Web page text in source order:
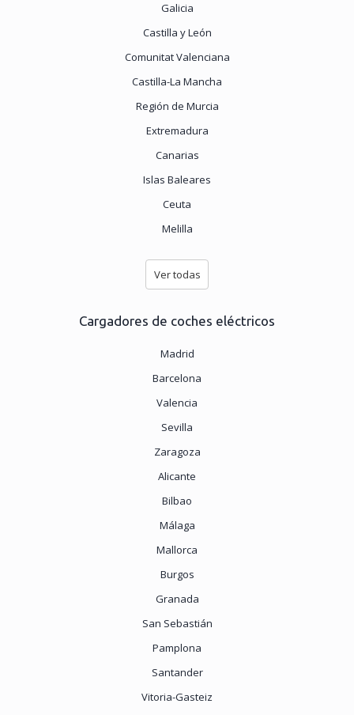
Galicia
Castilla y León
Comunitat Valenciana
Castilla-La Mancha
Región de Murcia
Extremadura
Canarias
Islas Baleares
Ceuta
Melilla
Ver todas
Cargadores de coches eléctricos
Madrid
Barcelona
Valencia
Sevilla
Zaragoza
Alicante
Bilbao
Málaga
Mallorca
Burgos
Granada
San Sebastián
Pamplona
Santander
Vitoria-Gasteiz